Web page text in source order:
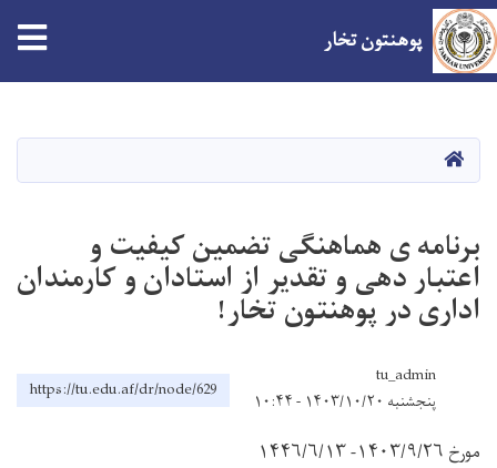
content
پوهنتون تخار
صفحه اصلی
برنامه ی هماهنگی تضمین کیفیت و
اعتبار دهی و تقدیر از استادان و کارمندان
اداری در پوهنتون تخار!
tu_admin
پنجشنبه ۱۴۰۳/۱۰/۲۰ - ۱۰:۴۴
https://tu.edu.af/dr/node/629
مورخ ۱۴۰۳/۹/۲۶- ۱۴۴۶/۶/۱۳